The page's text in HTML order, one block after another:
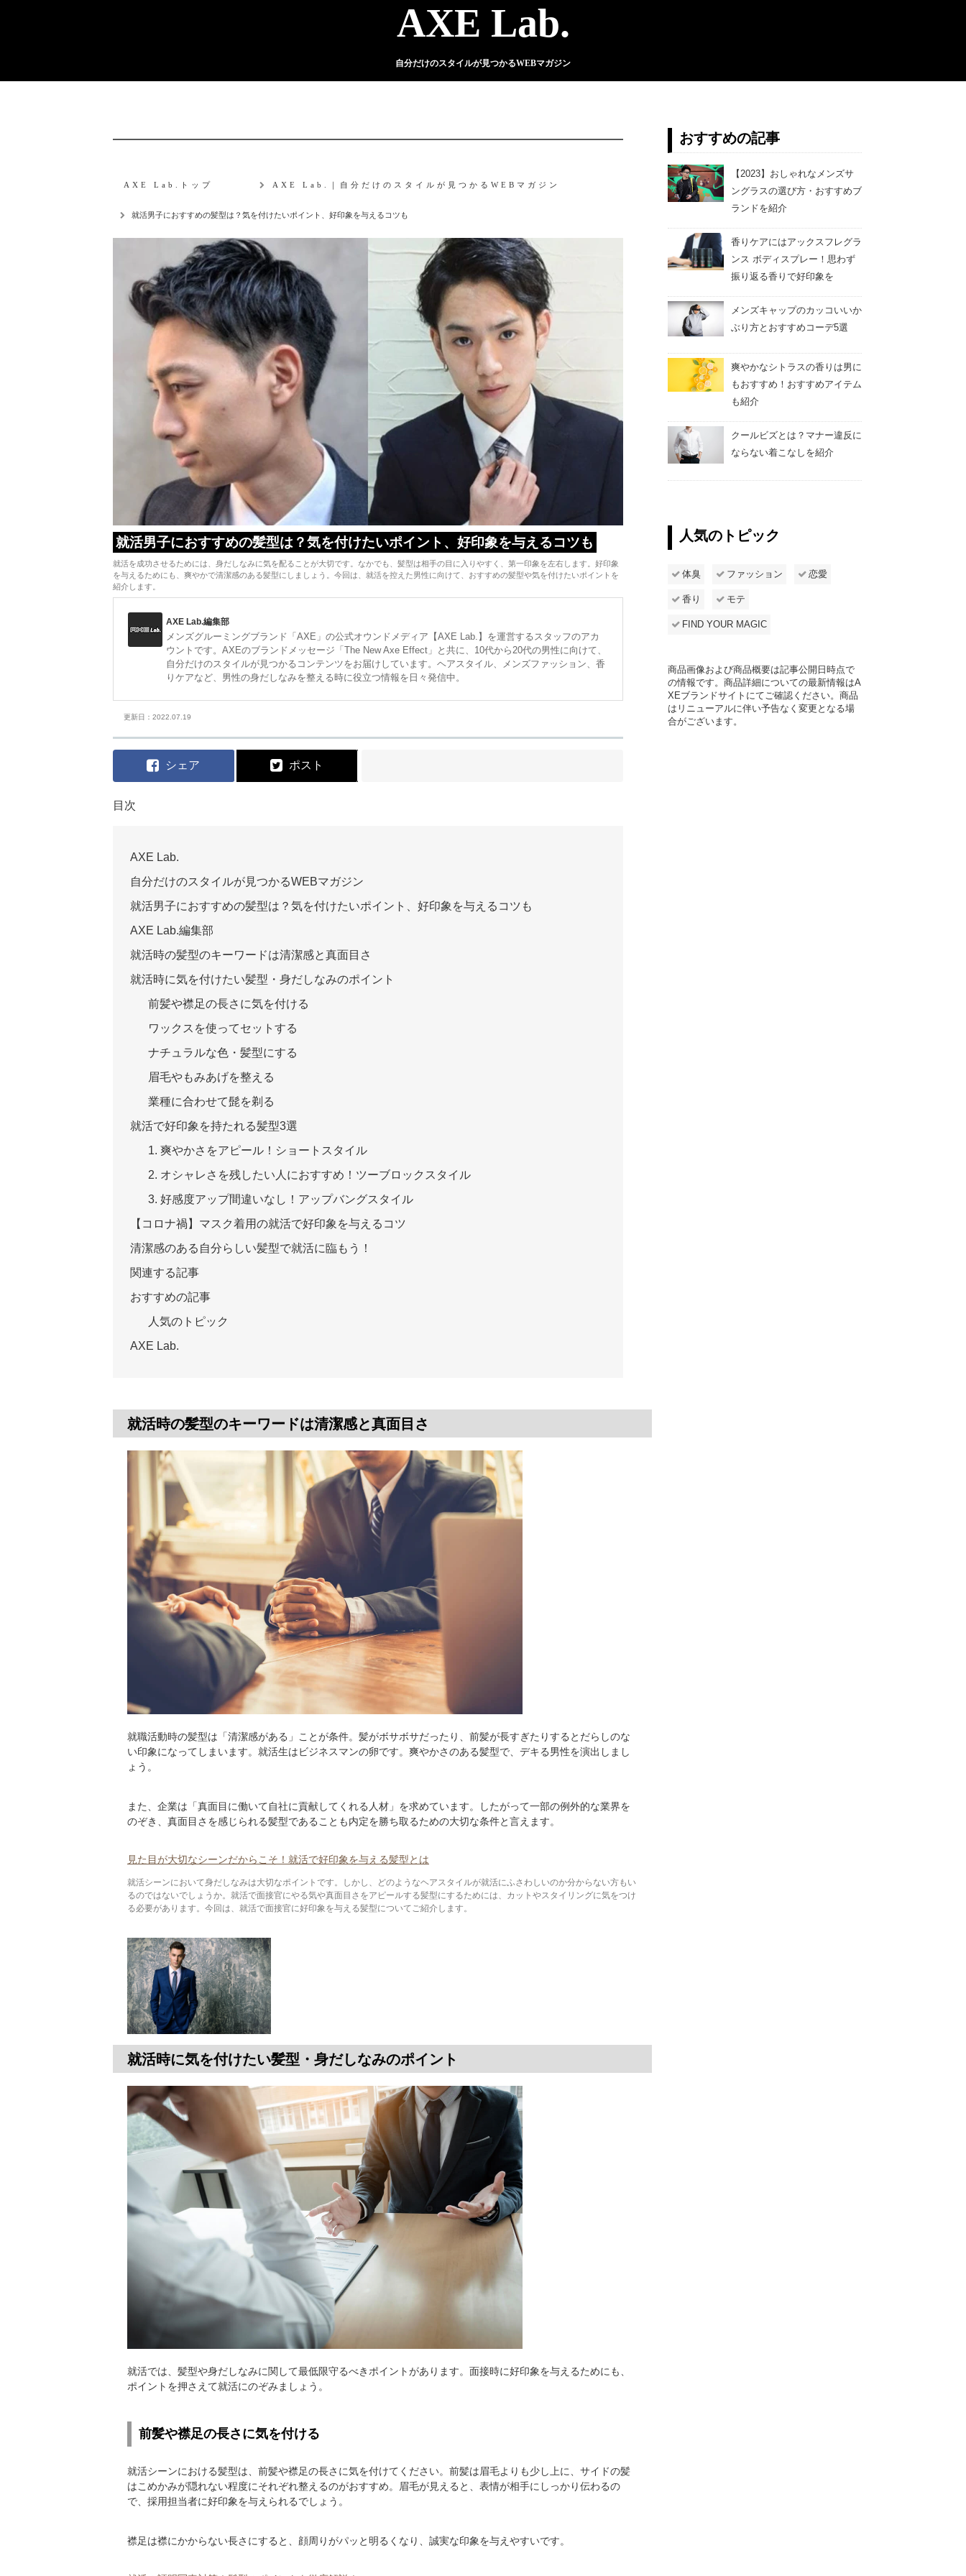
AXE Lab.
自分だけのスタイルが見つかるWEBマガジン
AXE Lab.トップ AXE Lab.｜自分だけのスタイルが見つかるWEBマガジン
就活男子におすすめの髪型は？気を付けたいポイント、好印象を与えるコツも
就活男子におすすめの髪型は？気を付けたいポイント、好印象を与えるコツも
就活を成功させるためには、身だしなみに気を配ることが大切です。なかでも、髪型は相手の目に入りやすく、第一印象を左右します。好印象
を与えるためにも、爽やかで清潔感のある髪型にしましょう。今回は、就活を控えた男性に向けて、おすすめの髪型や気を付けたいポイントを
紹介します。
AXE Lab.編集部
メンズグルーミングブランド「AXE」の公式オウンドメディア【AXE Lab.】を運営するスタッフのアカ
ウントです。AXEのブランドメッセージ「The New Axe Effect」と共に、10代から20代の男性に向けて、
自分だけのスタイルが見つかるコンテンツをお届けしています。ヘアスタイル、メンズファッション、香
りケアなど、男性の身だしなみを整える時に役立つ情報を日々発信中。
更新日：2022.07.19
シェア ポスト
目次
AXE Lab.
自分だけのスタイルが見つかるWEBマガジン
就活男子におすすめの髪型は？気を付けたいポイント、好印象を与えるコツも
AXE Lab.編集部
就活時の髪型のキーワードは清潔感と真面目さ
就活時に気を付けたい髪型・身だしなみのポイント
前髪や襟足の長さに気を付ける
ワックスを使ってセットする
ナチュラルな色・髪型にする
眉毛やもみあげを整える
業種に合わせて髭を剃る
就活で好印象を持たれる髪型3選
1. 爽やかさをアピール！ショートスタイル
2. オシャレさを残したい人におすすめ！ツーブロックスタイル
3. 好感度アップ間違いなし！アップバングスタイル
【コロナ禍】マスク着用の就活で好印象を与えるコツ
清潔感のある自分らしい髪型で就活に臨もう！
関連する記事
おすすめの記事
人気のトピック
AXE Lab.
就活時の髪型のキーワードは清潔感と真面目さ
就職活動時の髪型は「清潔感がある」ことが条件。髪がボサボサだったり、前髪が長すぎたりするとだらしのな
い印象になってしまいます。就活生はビジネスマンの卵です。爽やかさのある髪型で、デキる男性を演出しまし
ょう。
また、企業は「真面目に働いて自社に貢献してくれる人材」を求めています。したがって一部の例外的な業界を
のぞき、真面目さを感じられる髪型であることも内定を勝ち取るための大切な条件と言えます。
見た目が大切なシーンだからこそ！就活で好印象を与える髪型とは
就活シーンにおいて身だしなみは大切なポイントです。しかし、どのようなヘアスタイルが就活にふさわしいのか分からない方もい
るのではないでしょうか。就活で面接官にやる気や真面目さをアピールする髪型にするためには、カットやスタイリングに気をつけ
る必要があります。今回は、就活で面接官に好印象を与える髪型についてご紹介します。
就活時に気を付けたい髪型・身だしなみのポイント
就活では、髪型や身だしなみに関して最低限守るべきポイントがあります。面接時に好印象を与えるためにも、
ポイントを押さえて就活にのぞみましょう。
前髪や襟足の長さに気を付ける
就活シーンにおける髪型は、前髪や襟足の長さに気を付けてください。前髪は眉毛よりも少し上に、サイドの髪
はこめかみが隠れない程度にそれぞれ整えるのがおすすめ。眉毛が見えると、表情が相手にしっかり伝わるの
で、採用担当者に好印象を与えられるでしょう。
襟足は襟にかからない長さにすると、顔周りがパッと明るくなり、誠実な印象を与えやすいです。
おすすめの記事
【2023】おしゃれなメンズサ
ングラスの選び方・おすすめブ
ランドを紹介
香りケアにはアックスフレグラ
ンス ボディスプレー！思わず
振り返る香りで好印象を
メンズキャップのカッコいいか
ぶり方とおすすめコーデ5選
爽やかなシトラスの香りは男に
もおすすめ！おすすめアイテム
も紹介
クールビズとは？マナー違反に
ならない着こなしを紹介
人気のトピック
体臭 ファッション 恋愛
香り モテ
FIND YOUR MAGIC
商品画像および商品概要は記事公開日時点で
の情報です。商品詳細についての最新情報はA
XEブランドサイトにてご確認ください。商品
はリニューアルに伴い予告なく変更となる場
合がございます。